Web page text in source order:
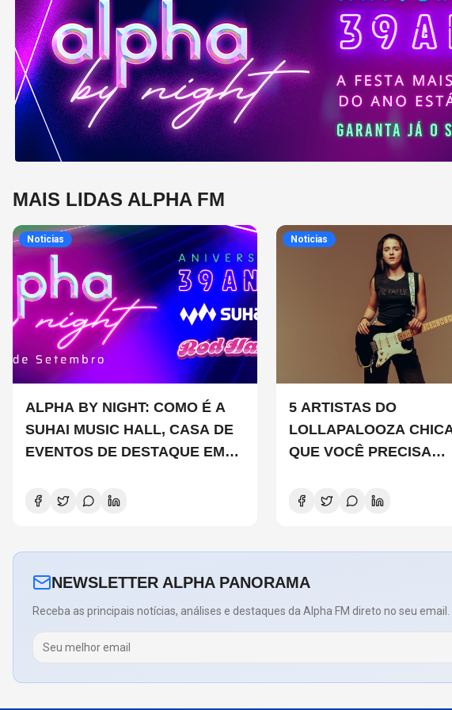
MAIS LIDAS ALPHA FM
Noticias
ALPHA BY NIGHT: COMO É A
SUHAI MUSIC HALL, CASA DE
EVENTOS DE DESTAQUE EM
Noticias
5 ARTISTAS DO
LOLLAPALOOZA
QUE VOCÊ PRECISA
NEWSLETTER ALPHA PANORAMA
Receba as principais notícias, análises e destaques da Alpha FM direto no seu email.